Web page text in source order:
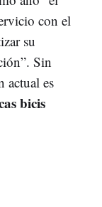
con el
su
Sin
actual es
bicis